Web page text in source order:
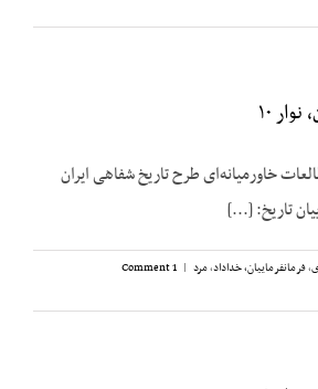
۱۰
خاورمیانه‌ای طرح تاریخ شفاهی ایران
تاریخ: [...]
,فرمانفرماییان، خداداد,مرد |
1 Comment